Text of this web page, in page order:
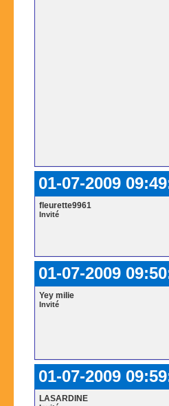
01-07-2009
fleurette9961
Invité
01-07-2009
Yey milie
Invité
01-07-2009
LASARDINE